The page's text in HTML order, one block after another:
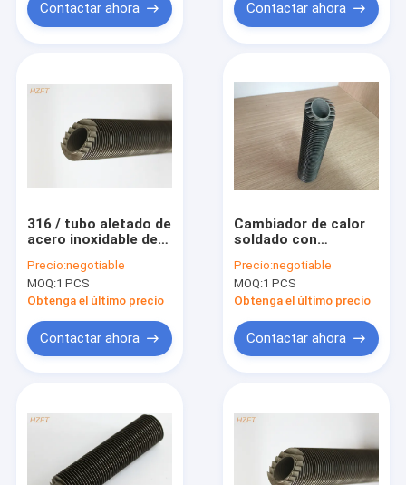
Sobre nosotros
Contactar ahora Contactar ahora
316 / tubo aletado de
acero inoxidable de
316L para la pared de
condensación de las
calderas 1.5m m
Precio:negotiable
MOQ:1 PCS
Obtenga el último precio
Contactar ahora
Cambiador de calor
soldado con
inoxidable del tubo
de aleta del
enfriamiento y de la
líquidos y de gases
Precio:negotiable
MOQ:1 PCS
Obtenga el último precio
Contactar ahora